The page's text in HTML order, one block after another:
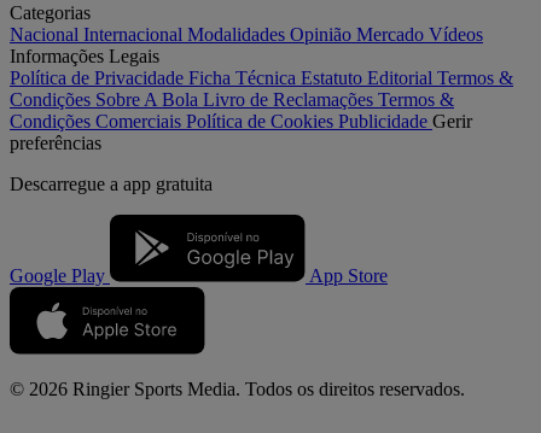
Categorias
Nacional Internacional Modalidades Opinião Mercado Vídeos
Informações Legais
Política de Privacidade Ficha Técnica Estatuto Editorial Termos &
Condições Sobre A Bola Livro de Reclamações Termos &
Condições Comerciais Política de Cookies Publicidade Gerir
preferências
Descarregue a app gratuita
Google Play App Store
© 2026 Ringier Sports Media. Todos os direitos reservados.